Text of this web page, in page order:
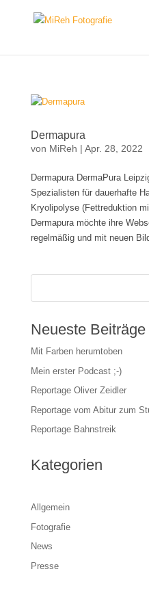
Dermapura
von MiReh | Apr. 28, 2022
Dermapura DermaPura
Spezialisten für dauerhafte
Kryolipolyse (Fettreduktion
Dermapura möchte ihre
regelmäßig und mit neuen
Neueste Beiträge
Mit Farben herumtoben
Mein erster Podcast ;-)
Reportage Oliver Zeidler
Reportage vom Abitur zum
Reportage Bahnstreik
Kategorien
Allgemein
Fotografie
News
Presse